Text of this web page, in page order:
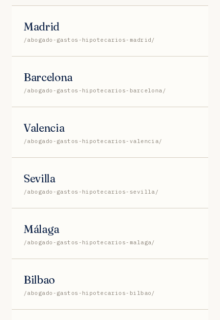
Madrid
/abogado-gastos-hipotecarios-madrid/
Barcelona
/abogado-gastos-hipotecarios-barcelona/
Valencia
/abogado-gastos-hipotecarios-valencia/
Sevilla
/abogado-gastos-hipotecarios-sevilla/
Málaga
/abogado-gastos-hipotecarios-malaga/
Bilbao
/abogado-gastos-hipotecarios-bilbao/